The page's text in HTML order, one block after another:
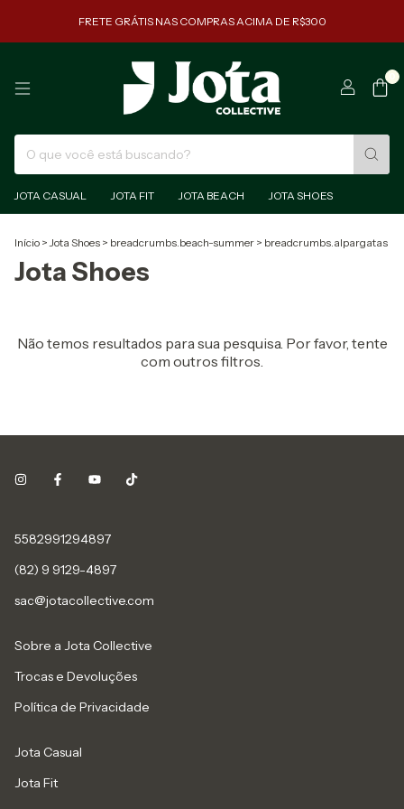
FRETE GRÁTIS NAS COMPRAS ACIMA DE R$300
JOTA CASUAL JOTA FIT JOTA BEACH JOTA SHOES
Início > Jota Shoes > breadcrumbs.beach-summer > breadcrumbs.alpargatas
Jota Shoes
Não temos resultados para sua pesquisa. Por favor, tente
com outros filtros.
5582991294897
(82) 9 9129-4897
sac@jotacollective.com
Sobre a Jota Collective
Trocas e Devoluções
Política de Privacidade
Jota Casual
Jota Fit